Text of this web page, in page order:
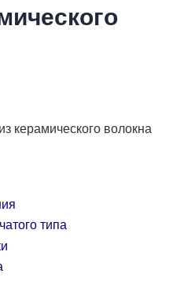
керамического волокна
типа